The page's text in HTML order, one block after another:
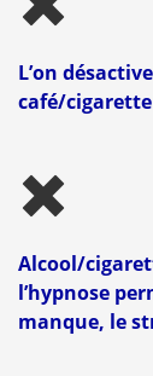
L’on
café/
Alcool/
l’hypnose
manque, le